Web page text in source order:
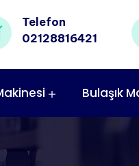
Telefon
02128816421
Bulaşık